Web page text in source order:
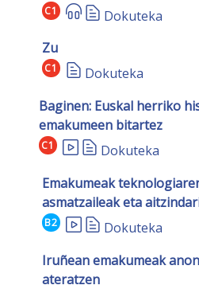
C1
Dokuteka
Zu
C1
Dokuteka
Baginen: Euskal herriko
emakumeen bitartez
C1
Dokuteka
Emakumeak
asmatzaileak eta
B2
Dokuteka
Iruñean emakumeak
ateratzen